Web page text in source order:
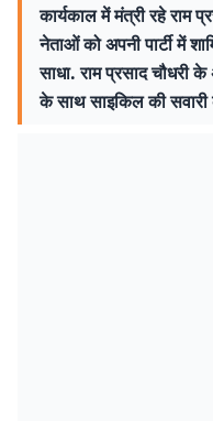
कार्यकाल में मंत्री रहे राम
नेताओं को अपनी पार्टी में
साधा. राम प्रसाद चौधरी
के साथ साइकिल की